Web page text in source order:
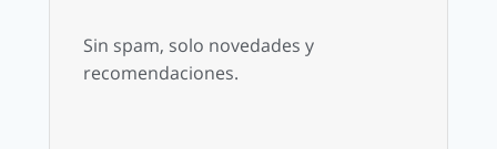
Sin spam, solo novedades y
recomendaciones.